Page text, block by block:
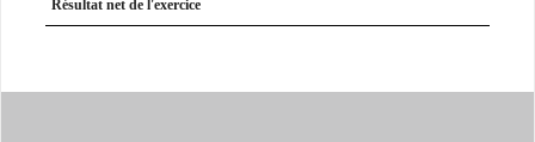
Résultat net de l'exercice